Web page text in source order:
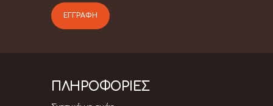
ΠΛΗΡΟΦΟΡΙΕΣ